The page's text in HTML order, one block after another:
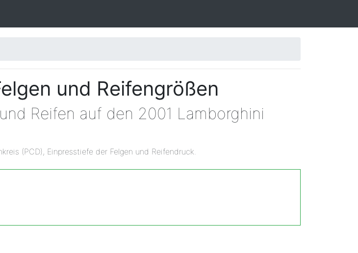
und Reifengrößen
Reifen auf den 2001 Lamborghini
(PCD), Einpresstiefe der Felgen und Reifendruck.